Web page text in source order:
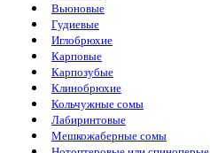
Вьюновые
Гудиевые
Иглобрюхие
Карповые
Карпозубые
Клинобрюхие
Кольчужные сомы
Лабиринтовые
Мешкожаберные сомы